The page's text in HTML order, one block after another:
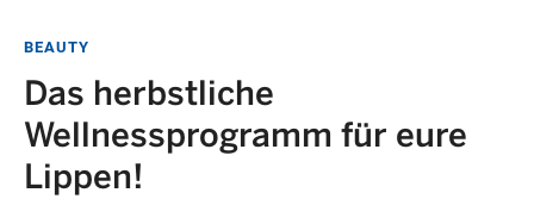
BEAUTY
Das herbstliche
Wellnessprogramm für eure
Lippen!